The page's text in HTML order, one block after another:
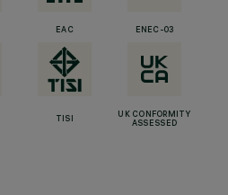
EAC ENEC-03
TISI
UK CONFORMITY
ASSESSED